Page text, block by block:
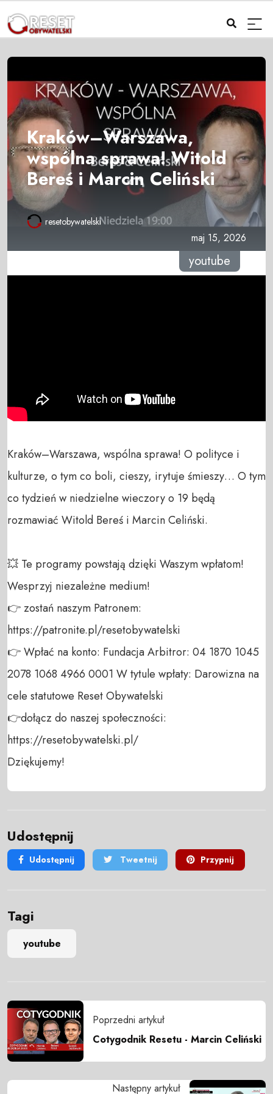
Kraków–Warszawa,
wspólna sprawa! Witold
Bereś i Marcin Celiński
resetobywatelski
maj 15, 2026
youtube
Kraków–Warszawa, wspólna sprawa! O polityce i
kulturze, o tym co boli, cieszy, irytuje śmieszy… O tym
co tydzień w niedzielne wieczory o 19 będą
rozmawiać Witold Bereś i Marcin Celiński.
💥 Te programy powstają dzięki Waszym wpłatom!
Wesprzyj niezależne medium!
👉 zostań naszym Patronem:
https://patronite.pl/resetobywatelski
👉 Wpłać na konto: Fundacja Arbitror: 04 1870 1045
2078 1068 4966 0001 W tytule wpłaty: Darowizna na
cele statutowe Reset Obywatelski
👉dołącz do naszej społeczności:
https://resetobywatelski.pl/
Dziękujemy!
Udostępnij
Udostępnij Tweetnij Przypnij
Tagi
youtube
Poprzedni artykuł
Cotygodnik Resetu - Marcin Celiński
Następny artykuł